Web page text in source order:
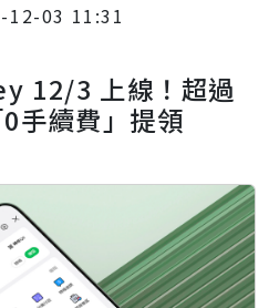
12-03 11:31
12/3 上線！超過
手續費」提領